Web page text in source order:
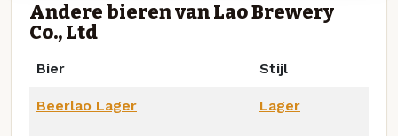
Andere bieren van Lao Brewery
Co., Ltd
Bier Stijl
Beerlao Lager Lager